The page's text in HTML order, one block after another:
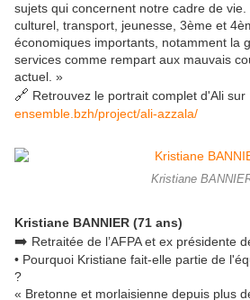
sujets qui concernent notre cadre de
culturel, transport, jeunesse, 3ème et
économiques importants, notamment la
services comme rempart aux mauvais
actuel. »
🔗 Retrouvez le portrait complet d'Ali sur
ensemble.bzh/project/ali-azzala/
Kristiane
Kristiane BANNIER (71 ans)
➡️ Retraitée de l’AFPA et ex présidente
• Pourquoi Kristiane fait-elle partie de
?
« Bretonne et morlaisienne depuis plus